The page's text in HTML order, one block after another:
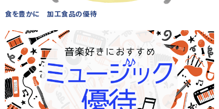
食を豊かに 加工食品の優待